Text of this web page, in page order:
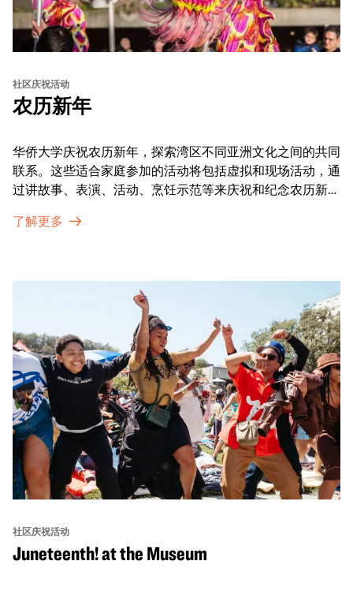
社区庆祝活动
农历新年
华侨大学庆祝农历新年，探索湾区不同亚洲文化之间的共同
联系。这些适合家庭参加的活动将包括虚拟和现场活动，通
过讲故事、表演、活动、烹饪示范等来庆祝和纪念农历新年
通过亲身参与和虚拟的治疗圈来相互支持。
了解更多
社区庆祝活动
Juneteenth! at the Museum